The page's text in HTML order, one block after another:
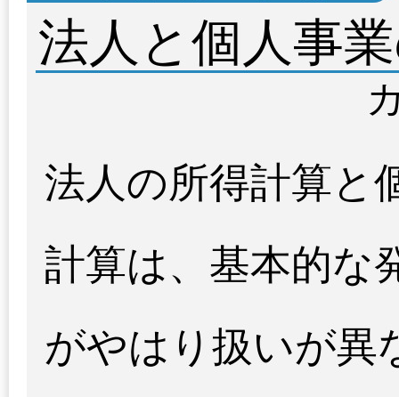
法人と個人事
法人の所得計算と
計算は、基本的な
がやはり扱いが異